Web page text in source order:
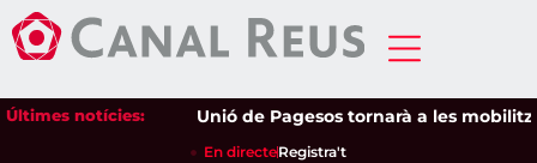
Últimes notícies: Unió de Pagesos tornarà a les
En directeRegistra't